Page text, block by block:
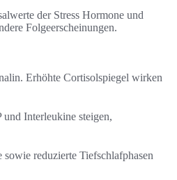
der Stress Hormone und
Folgeerscheinungen.
Erhöhte Cortisolspiegel wirken
Interleukine steigen,
reduzierte Tiefschlafphasen